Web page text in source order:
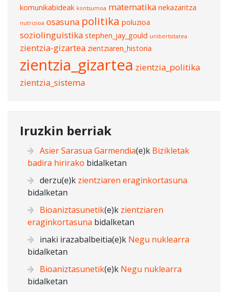
komunikabideak kontsumoa matematika nekazaritza
nutrizioa osasuna politika poluzioa
soziolinguistika stephen_jay_gould unibertsitatea
zientzia-gizartea zientziaren_historia
zientzia_gizartea zientzia_politika
zientzia_sistema
Iruzkin berriak
Asier Sarasua Garmendia(e)k Bizikletak
badira hirirako bidalketan
derzu(e)k zientziaren eraginkortasuna
bidalketan
Bioaniztasunetik(e)k zientziaren
eraginkortasuna bidalketan
inaki irazabalbeitia(e)k Negu nuklearra
bidalketan
Bioaniztasunetik(e)k Negu nuklearra
bidalketan